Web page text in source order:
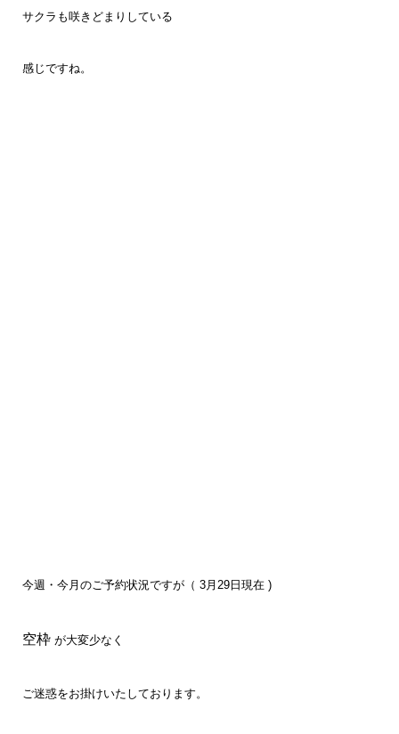
サクラも咲きどまりしている
感じですね。
今週・今月のご予約状況ですが（ 3月29日現在 )
空枠 が大変少なく
ご迷惑をお掛けいたしております。